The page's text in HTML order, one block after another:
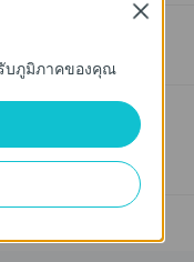
on Omada Switch
properly when
บภูมิภาคของคุณ
Close